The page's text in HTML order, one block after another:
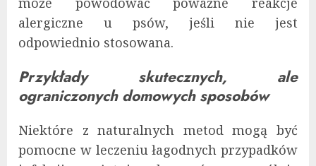
alergiczne u psów, jeśli nie jest
odpowiednio stosowana​.
Przykłady skutecznych, ale
ograniczonych domowych sposobów
Niektóre z naturalnych metod mogą być
pomocne w leczeniu łagodnych przypadków